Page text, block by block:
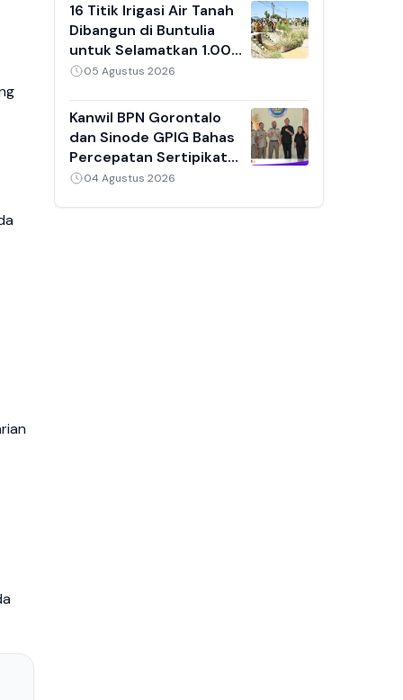
16 Titik Irigasi Air Tanah
Dibangun di Buntulia
untuk Selamatkan 1.000
Hektare Sawah dari
05 Agustus 2026
Kanwil BPN Gorontalo
dan Sinode GPIG Bahas
Percepatan Sertipikat
Tanah Gereja,
04 Agustus 2026